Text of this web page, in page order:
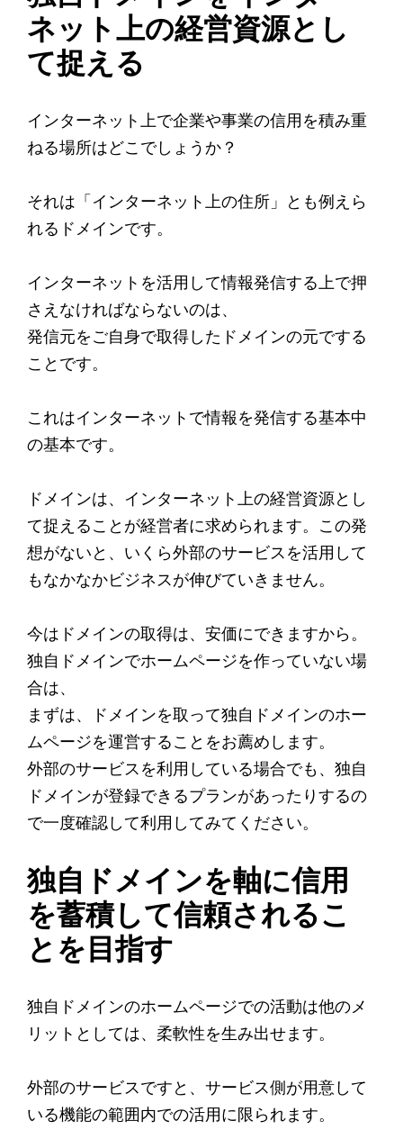
ネット上の経営資源とし
て捉える
インターネット上で企業や事業の信用を積み重
ねる場所はどこでしょうか？
それは「インターネット上の住所」とも例えら
れるドメインです。
インターネットを活用して情報発信する上で押
さえなければならないのは、
発信元をご自身で取得したドメインの元でする
ことです。
これはインターネットで情報を発信する基本中
の基本です。
ドメインは、インターネット上の経営資源とし
て捉えることが経営者に求められます。この発
想がないと、いくら外部のサービスを活用して
もなかなかビジネスが伸びていきません。
今はドメインの取得は、安価にできますから。
独自ドメインでホームページを作っていない場
合は、
まずは、ドメインを取って独自ドメインのホー
ムページを運営することをお薦めします。
外部のサービスを利用している場合でも、独自
ドメインが登録できるプランがあったりするの
で一度確認して利用してみてください。
独自ドメインを軸に信用
を蓄積して信頼されるこ
とを目指す
独自ドメインのホームページでの活動は他のメ
リットとしては、柔軟性を生み出せます。
外部のサービスですと、サービス側が用意して
いる機能の範囲内での活用に限られます。